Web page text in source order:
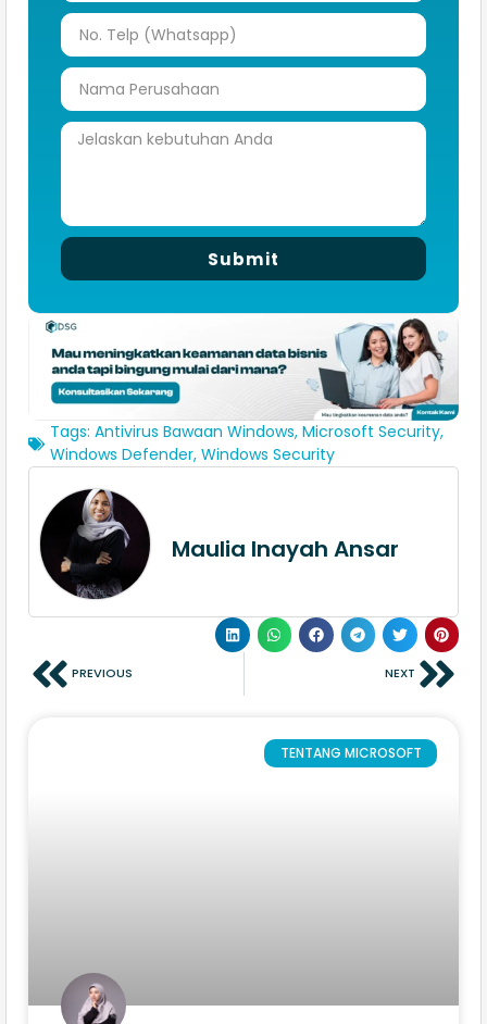
Submit
Tags: Antivirus Bawaan Windows, Microsoft Security,
Windows Defender, Windows Security
Maulia Inayah Ansar
PREVIOUS NEXT
TENTANG MICROSOFT